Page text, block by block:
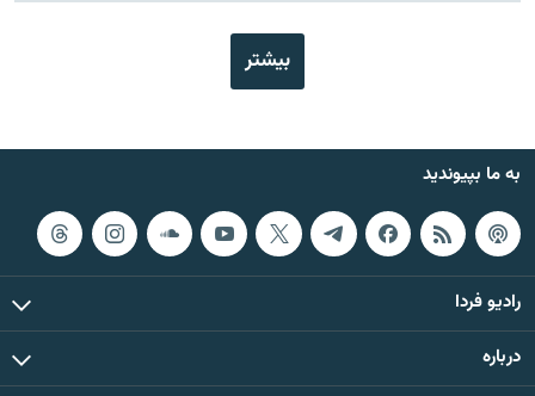
بیشتر
به ما بپیوندید
رادیو فردا
درباره